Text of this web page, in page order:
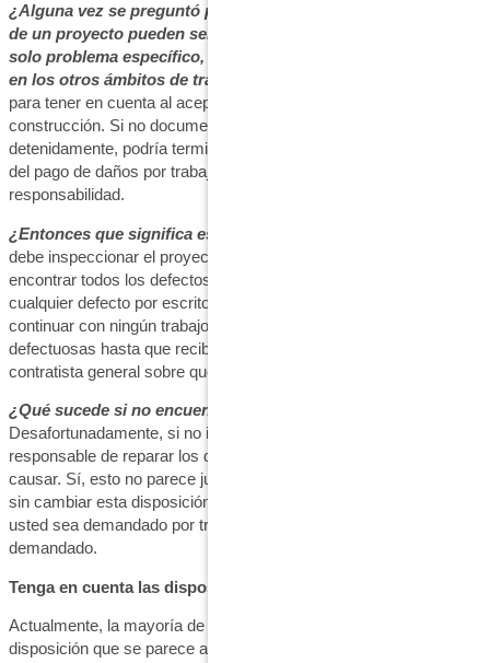
¿Alguna vez se preguntó por qué todos los subcontratistas
de un proyecto pueden ser demandados cuando surge un
solo problema específico, incluso cuando no hay nada malo
en los otros ámbitos de trabajo?
para tener en cuenta al aceptar un nuevo proyecto de
construcción. Si no documenta todo y lee ciertas disposiciones
detenidamente, podría terminar siendo demandado o responsable
del pago de daños por trabajos que ni siquiera eran su
responsabilidad.
¿Entonces que significa esto para usted?
debe inspeccionar el proyecto antes de comenzar a trabajar,
encontrar todos los defectos en el sitio del proyecto e informar
cualquier defecto por escrito al contratista general. No puede
continuar con ningún trabajo que se ocupe de las áreas
defectuosas hasta que reciba instrucciones por escrito del
contratista general sobre qué hacer a continuación.
¿Qué sucede si no encuentra ni informa todos los defectos?
Desafortunadamente, si no informa todos los defectos, usted es
responsable de reparar los defectos y cualquier daño que puedan
causar. Sí, esto no parece justo, pero si usted firma el subcontrato
sin cambiar esta disposición, cuando el subcontratista antes que
usted sea demandado por trabajo defectuoso, usted también será
demandado.
Tenga en cuenta las disposiciones del contrato
Actualmente, la mayoría de los subcontratos contienen una
disposición que se parece a esto: